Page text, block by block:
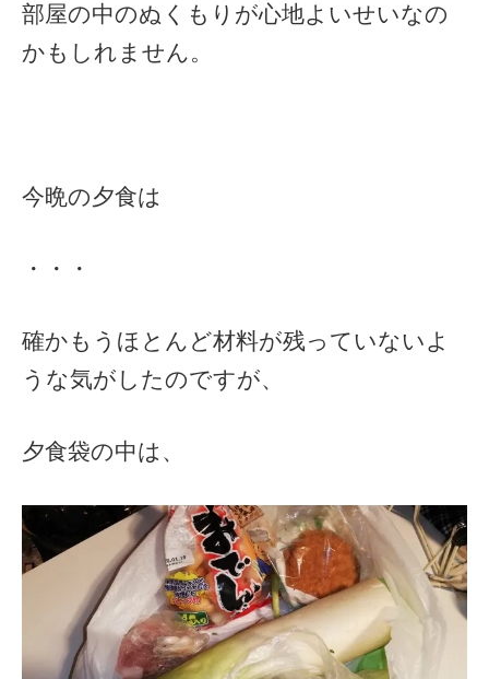
部屋の中のぬくもりが心地よいせいなの
かもしれません。
今晩の夕食は
・・・
確かもうほとんど材料が残っていないよ
うな気がしたのですが、
夕食袋の中は、